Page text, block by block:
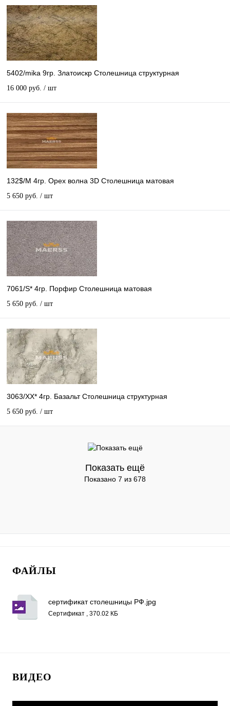
5402/mika 9гр. Златоискр Столешница структурная
16 000 руб. / шт
132$/М 4гр. Орех волна 3D Столешница матовая
5 650 руб. / шт
7061/S* 4гр. Порфир Столешница матовая
5 650 руб. / шт
3063/ХХ* 4гр. Базальт Столешница структурная
5 650 руб. / шт
Показать ещё
Показано 7 из 678
ФАЙЛЫ
сертификат столешницы РФ.jpg
Сертификат , 370.02 КБ
ВИДЕО